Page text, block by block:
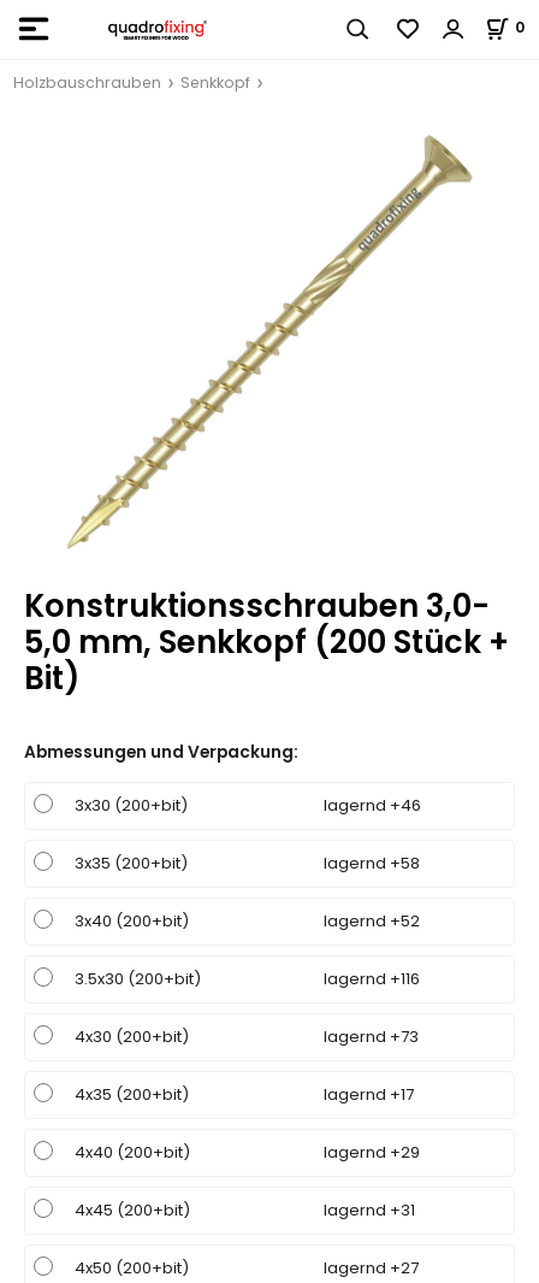
0
Holzbauschrauben Senkkopf
Konstruktionsschrauben 3,0-
5,0 mm, Senkkopf (200 Stück +
Bit)
Abmessungen und Verpackung:
3x30 (200+bit) lagernd +46
3x35 (200+bit) lagernd +58
3x40 (200+bit) lagernd +52
3.5x30 (200+bit) lagernd +116
4x30 (200+bit) lagernd +73
4x35 (200+bit) lagernd +17
4x40 (200+bit) lagernd +29
4x45 (200+bit) lagernd +31
4x50 (200+bit) lagernd +27